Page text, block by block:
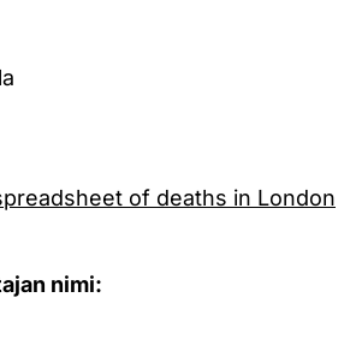
of deaths in London
nimi: